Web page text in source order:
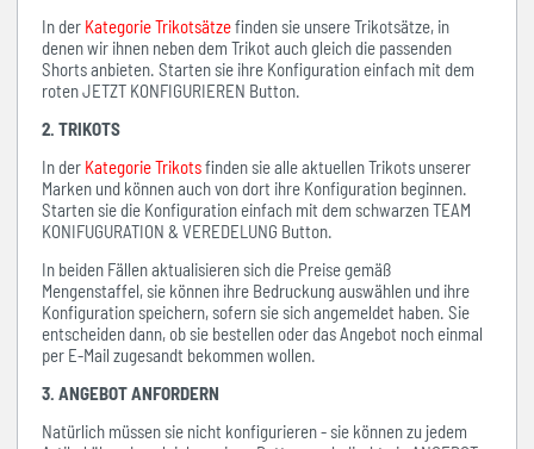
In der Kategorie Trikotsätzefinden sie unsere Trikotsätze, in
denen wir ihnen neben dem Trikot auch gleich die passenden
Shorts anbieten. Starten sie ihre Konfiguration einfach mit dem
roten JETZT KONFIGURIEREN Button.
2. TRIKOTS
In der Kategorie Trikotsfinden sie alle aktuellen Trikots unserer
Marken und können auch von dort ihre Konfiguration beginnen.
Starten sie die Konfiguration einfach mit dem schwarzen TEAM
KONIFUGURATION & VEREDELUNG Button.
In beiden Fällen aktualisieren sich die Preise gemäß
Mengenstaffel, sie können ihre Bedruckung auswählen und ihre
Konfiguration speichern, sofern sie sich angemeldet haben. Sie
entscheiden dann, ob sie bestellen oder das Angebot noch einmal
per E-Mail zugesandt bekommen wollen.
3. ANGEBOT ANFORDERN
Natürlich müssen sie nicht konfigurieren - sie können zu jedem